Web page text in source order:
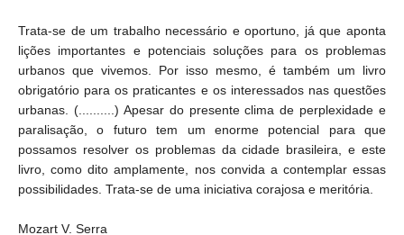
Trata-se de um trabalho necessário e oportuno, já que aponta
lições importantes e potenciais soluções para os problemas
urbanos que vivemos. Por isso mesmo, é também um livro
obrigatório para os praticantes e os interessados nas questões
urbanas. (..........) Apesar do presente clima de perplexidade e
paralisação, o futuro tem um enorme potencial para que
possamos resolver os problemas da cidade brasileira, e este
livro, como dito amplamente, nos convida a contemplar essas
possibilidades. Trata-se de uma iniciativa corajosa e meritória.
Mozart V. Serra